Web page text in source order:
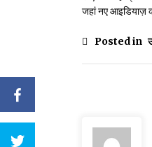
जहां नए आइडियाज़
Posted in